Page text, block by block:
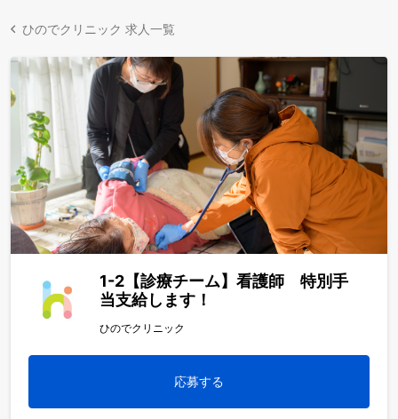
ひのでクリニック 求人一覧
1-2【診療チーム】看護師 特別手
当支給します！
ひのでクリニック
応募する